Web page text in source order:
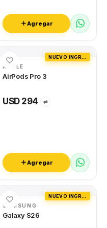
Agregar
APPLE
AirPods Pro 3
USD 294 ⇄
Agregar
SAMSUNG
Galaxy S26